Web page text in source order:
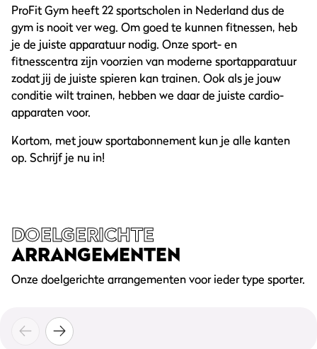
ProFit Gym heeft 22 sportscholen in Nederland dus de
gym is nooit ver weg. Om goed te kunnen fitnessen, heb
je de juiste apparatuur nodig. Onze sport- en
fitnesscentra zijn voorzien van moderne sportapparatuur
zodat jij de juiste spieren kan trainen. Ook als je jouw
conditie wilt trainen, hebben we daar de juiste cardio-
apparaten voor.
Kortom, met jouw sportabonnement kun je alle kanten
op. Schrijf je nu in!
DOELGERICHTE
ARRANGEMENTEN
Onze doelgerichte arrangementen voor ieder type sporter.
13,50
Afvallen in 8 weken
13,50 per week 2,50